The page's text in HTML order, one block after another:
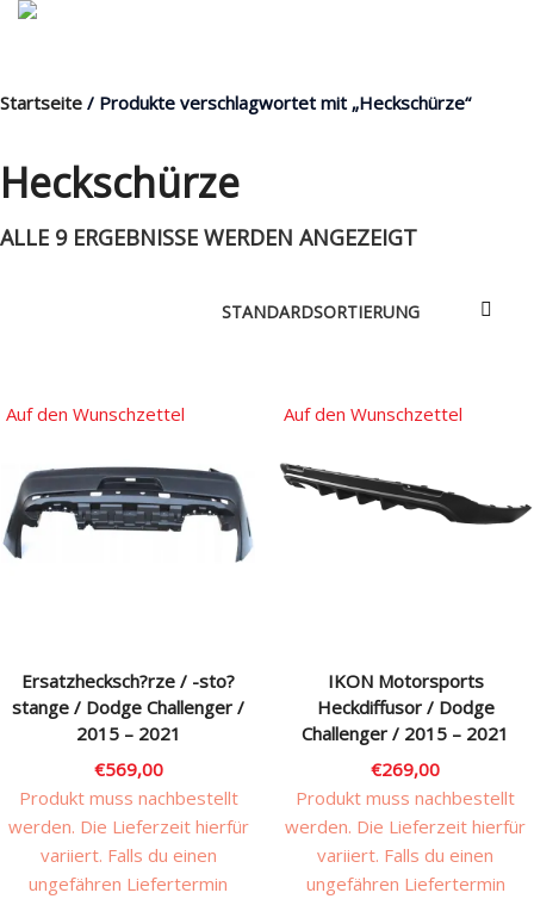
MENÜ
Products
Nach Baugruppen
Wunschliste
Blog
Startseite / Produkte verschlagwortet mit „Heckschürze“
Heckschürze
ALLE 9 ERGEBNISSE WERDEN ANGEZEIGT
Ersatzhecksch?rze / -sto?
stange / Dodge Challenger /
2015 – 2021
€569,00
Produkt muss nachbestellt
werden. Die Lieferzeit hierfür
variiert. Falls du einen
ungefähren Liefertermin
Auf den Wunschzettel
IKON Motorsports
Heckdiffusor / Dodge
Challenger / 2015 – 2021
€269,00
Produkt muss nachbestellt
werden. Die Lieferzeit hierfür
variiert. Falls du einen
ungefähren Liefertermin
Auf den Wunschzettel